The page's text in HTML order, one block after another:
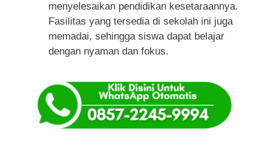
menyelesaikan pendidikan kesetaraannya.
Fasilitas yang tersedia di sekolah ini juga
memadai, sehingga siswa dapat belajar
dengan nyaman dan fokus.